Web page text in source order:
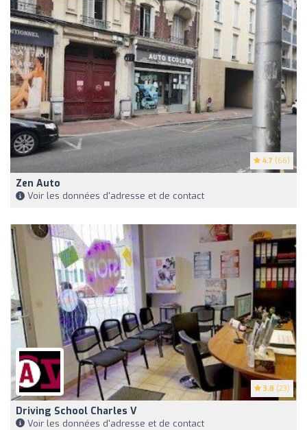
4.7 (66)
Zen Auto
Voir les données d'adresse et de contact
3.8 (23)
Driving School Charles V
Voir les données d'adresse et de contact